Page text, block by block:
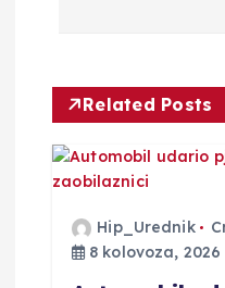
a
c
Related Posts
Hip_Urednik
8 kolovoza, 2026